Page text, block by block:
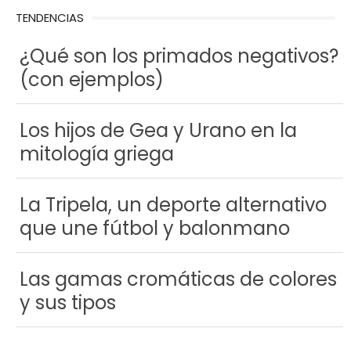
TENDENCIAS
¿Qué son los primados negativos?
(con ejemplos)
Los hijos de Gea y Urano en la
mitología griega
La Tripela, un deporte alternativo
que une fútbol y balonmano
Las gamas cromáticas de colores
y sus tipos